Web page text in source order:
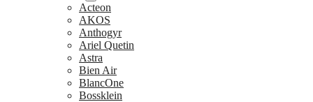
Acteon
AKOS
Anthogyr
Ariel Quetin
Astra
Bien Air
BlancOne
Bossklein